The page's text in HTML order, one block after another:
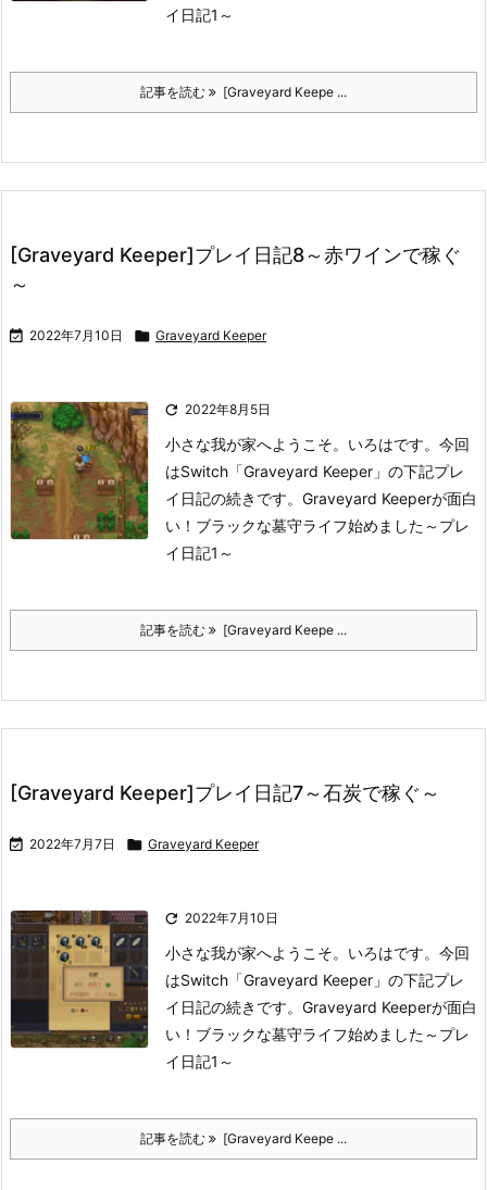
イ日記1～
記事を読む [Graveyard Keepe ...
[Graveyard Keeper]プレイ日記8～赤ワインで稼ぐ
～
 2022年7月10日  Graveyard Keeper
 2022年8月5日
小さな我が家へようこそ。いろはです。 今回
はSwitch「Graveyard Keeper」の下記プレ
イ日記の続きです。 Graveyard Keeperが面白
い！ブラックな墓守ライフ始めました～プレ
イ日記1～
記事を読む [Graveyard Keepe ...
[Graveyard Keeper]プレイ日記7～石炭で稼ぐ～
 2022年7月7日  Graveyard Keeper
 2022年7月10日
小さな我が家へようこそ。いろはです。 今回
はSwitch「Graveyard Keeper」の下記プレ
イ日記の続きです。 Graveyard Keeperが面白
い！ブラックな墓守ライフ始めました～プレ
イ日記1～
記事を読む [Graveyard Keepe ...